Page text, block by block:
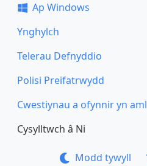
Ap Windows
Ynghylch
Telerau Defnyddio
Polisi Preifatrwydd
Cwestiynau a ofynnir yn aml
Cysylltwch â Ni
Modd tywyll